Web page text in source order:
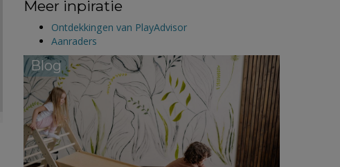
Meer inpiratie
Ontdekkingen van PlayAdvisor
Aanraders
Blog